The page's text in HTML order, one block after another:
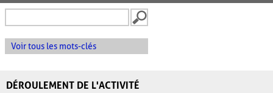
Voir tous les mots-clés
DÉROULEMENT DE L'ACTIVITÉ